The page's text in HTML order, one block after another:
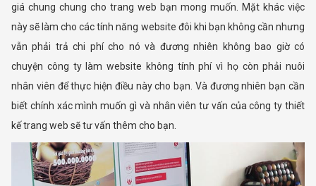
giá chung chung cho trang web bạn mong muốn. Mặt khác việc
này sẽ làm cho các tính năng website đôi khi bạn không cần nhưng
vẫn phải trả chi phí cho nó và đương nhiên không bao giờ có
chuyện công ty làm website không tính phí vì họ còn phải nuôi
nhân viên để thực hiện điều này cho bạn. Và đương nhiên bạn cần
biết chính xác mình muốn gì và nhân viên tư vấn của công ty thiết
kế trang web sẽ tư vấn thêm cho bạn.